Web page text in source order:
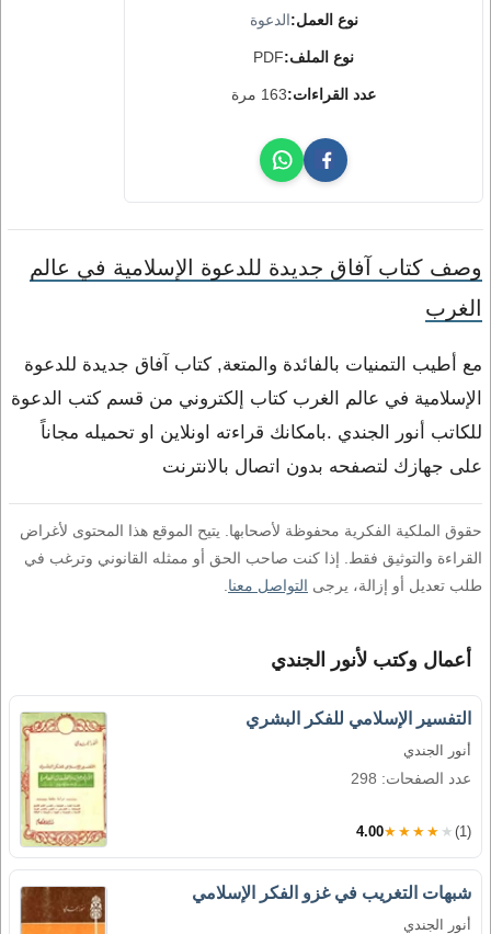
نوع العمل:الدعوة
نوع الملف:PDF
عدد القراءات:163 مرة
وصف كتاب آفاق جديدة للدعوة الإسلامية في عالم
الغرب
مع أطيب التمنيات بالفائدة والمتعة, كتاب آفاق جديدة للدعوة
الإسلامية في عالم الغرب كتاب إلكتروني من قسم كتب الدعوة
للكاتب أنور الجندي .بامكانك قراءته اونلاين او تحميله مجاناً
على جهازك لتصفحه بدون اتصال بالانترنت
حقوق الملكية الفكرية محفوظة لأصحابها. يتيح الموقع هذا المحتوى لأغراض
القراءة والتوثيق فقط. إذا كنت صاحب الحق أو ممثله القانوني وترغب في
طلب تعديل أو إزالة، يرجى التواصل معنا
أعمال وكتب لأنور الجندي
التفسير الإسلامي للفكر البشري
أنور الجندي
عدد الصفحات: 298
4.00★★★★★ (1)
شبهات التغريب في غزو الفكر الإسلامي
أنور الجندي